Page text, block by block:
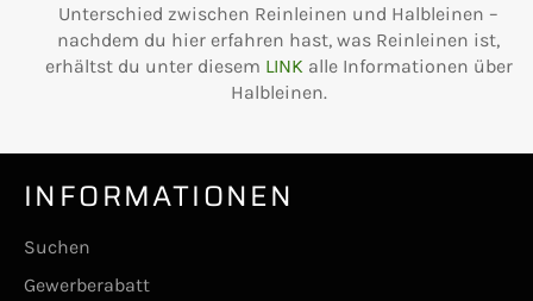
Unterschied zwischen Reinleinen und Halbleinen –
nachdem du hier erfahren hast, was Reinleinen ist,
erhältst du unter diesem LINK alle Informationen über
Halbleinen.
INFORMATIONEN
Suchen
Gewerberabatt